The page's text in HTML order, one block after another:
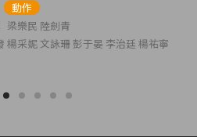
動作
梁樂民 陸劍青
楊采妮 文詠珊 彭于晏 李治廷 楊祐寧